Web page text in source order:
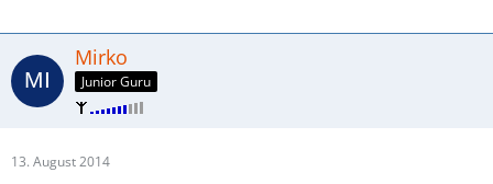
Mirko
Junior Guru
13. August 2014